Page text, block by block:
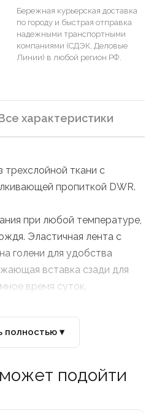
Бережная курьерская доставка
по городу и быстрая отправка
надежными транспортными
компаниями (СДЭК, Деловые
Линии) в любой регион РФ.
характеристики
трехслойной ткани с
пропиткой DWR.
при любой температуре,
Эластичная лента с
голени для удобства
вставка сзади для
время суток.
полностью ▾
подойти